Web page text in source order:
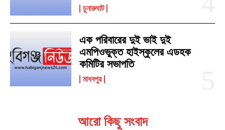
চুনারুঘাট
এক পরিবারের দুই ভাই দুই
এমপিওভুক্ত হাইস্কুলের এডহক
কমিটির সভাপতি
মাধবপুর
আরো কিছু সংবাদ